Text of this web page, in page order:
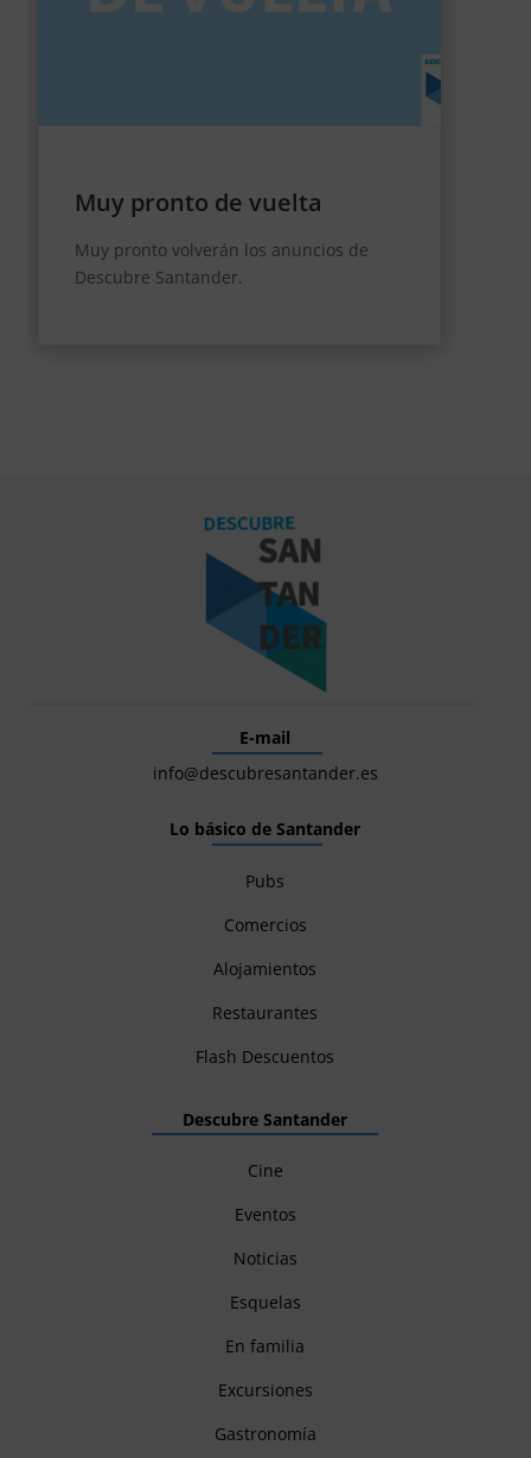
Muy pronto de vuelta
Muy pronto volverán los anuncios de
Descubre Santander.
E-mail
info@descubresantander.es
Lo básico de Santander
Pubs
Comercios
Alojamientos
Restaurantes
Flash Descuentos
Descubre Santander
Cine
Eventos
Noticias
Esquelas
En familia
Excursiones
Gastronomía